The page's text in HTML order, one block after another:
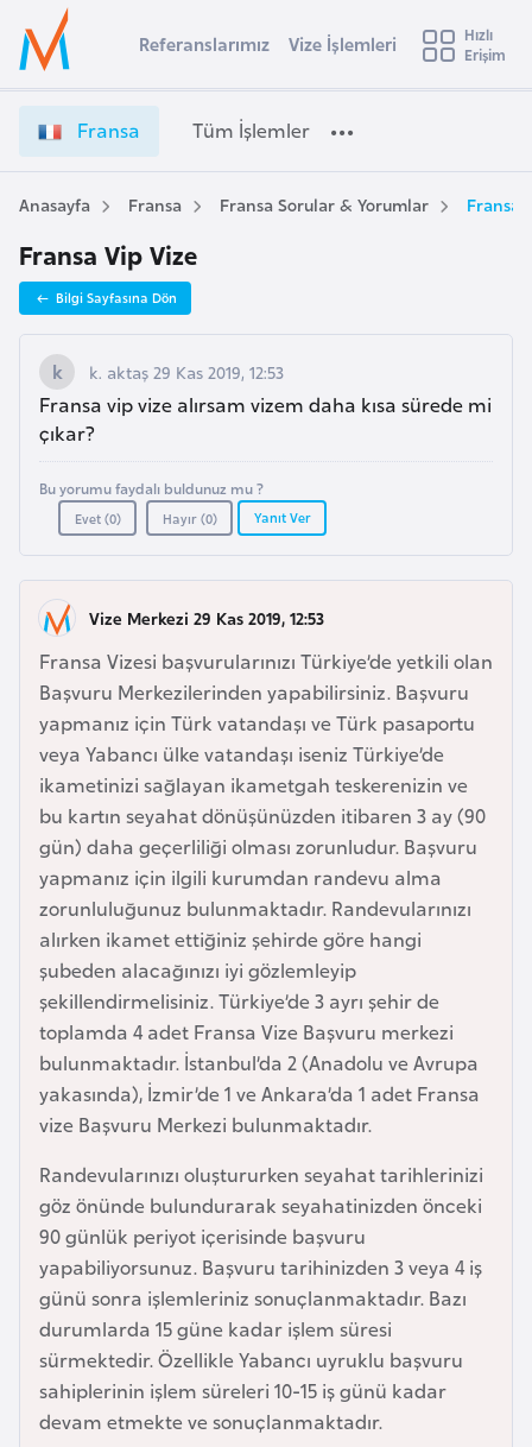
Ülke Seçimi
Başvuru yapmak istediğiniz ülkeyi seçin
Üye
Girişi
r
n
s
a
i
z
e
İ
ş
l
m
l
e
r
e
t
Referanslarımız Vize İşlemleri
Hızlı
Erişim
Fransa Tüm İşlemler
Anasayfa Fransa Fransa Sorular & Yorumlar Fransa
Fransa Vip Vize
Bilgi Sayfasına Dön
k. aktaş 29 Kas 2019, 12:53
Fransa vip vize alırsam vizem daha kısa sürede mi
çıkar?
Bu yorumu faydalı buldunuz mu ?
Evet (0) Hayır (0) Yanıt Ver
Vize Merkezi 29 Kas 2019, 12:53
Fransa Vizesi başvurularınızı Türkiye’de yetkili olan
Başvuru Merkezilerinden yapabilirsiniz. Başvuru
yapmanız için Türk vatandaşı ve Türk pasaportu
veya Yabancı ülke vatandaşı iseniz Türkiye’de
ikametinizi sağlayan ikametgah teskerenizin ve
bu kartın seyahat dönüşünüzden itibaren 3 ay (90
gün) daha geçerliliği olması zorunludur. Başvuru
yapmanız için ilgili kurumdan randevu alma
zorunluluğunuz bulunmaktadır. Randevularınızı
alırken ikamet ettiğiniz şehirde göre hangi
şubeden alacağınızı iyi gözlemleyip
şekillendirmelisiniz. Türkiye’de 3 ayrı şehir de
toplamda 4 adet Fransa Vize Başvuru merkezi
bulunmaktadır. İstanbul’da 2 (Anadolu ve Avrupa
yakasında), İzmir’de 1 ve Ankara’da 1 adet Fransa
vize Başvuru Merkezi bulunmaktadır.
Randevularınızı oluştururken seyahat tarihlerinizi
göz önünde bulundurarak seyahatinizden önceki
90 günlük periyot içerisinde başvuru
yapabiliyorsunuz. Başvuru tarihinizden 3 veya 4 iş
günü sonra işlemleriniz sonuçlanmaktadır. Bazı
durumlarda 15 güne kadar işlem süresi
sürmektedir. Özellikle Yabancı uyruklu başvuru
sahiplerinin işlem süreleri 10-15 iş günü kadar
devam etmekte ve sonuçlanmaktadır.
s
t
r
a
A
u
s
t
u
r
A
z
e
r
b
a
y
c
a
n
B
a
h
r
y
B
a
n
g
l
a
d
e